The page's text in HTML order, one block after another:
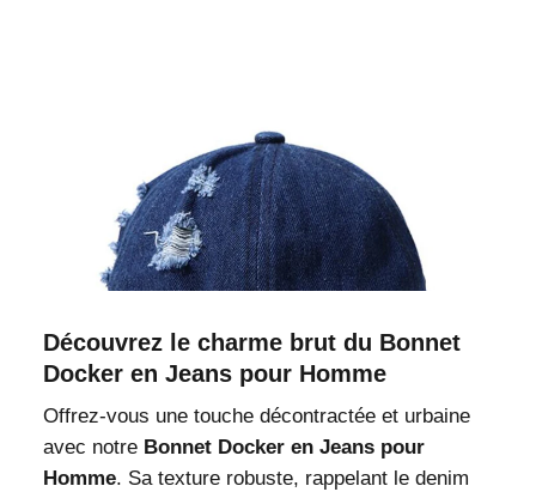
Découvrez le charme brut du Bonnet
Docker en Jeans pour Homme
Offrez-vous une touche décontractée et urbaine
avec notre Bonnet Docker en Jeans pour
Homme. Sa texture robuste, rappelant le denim